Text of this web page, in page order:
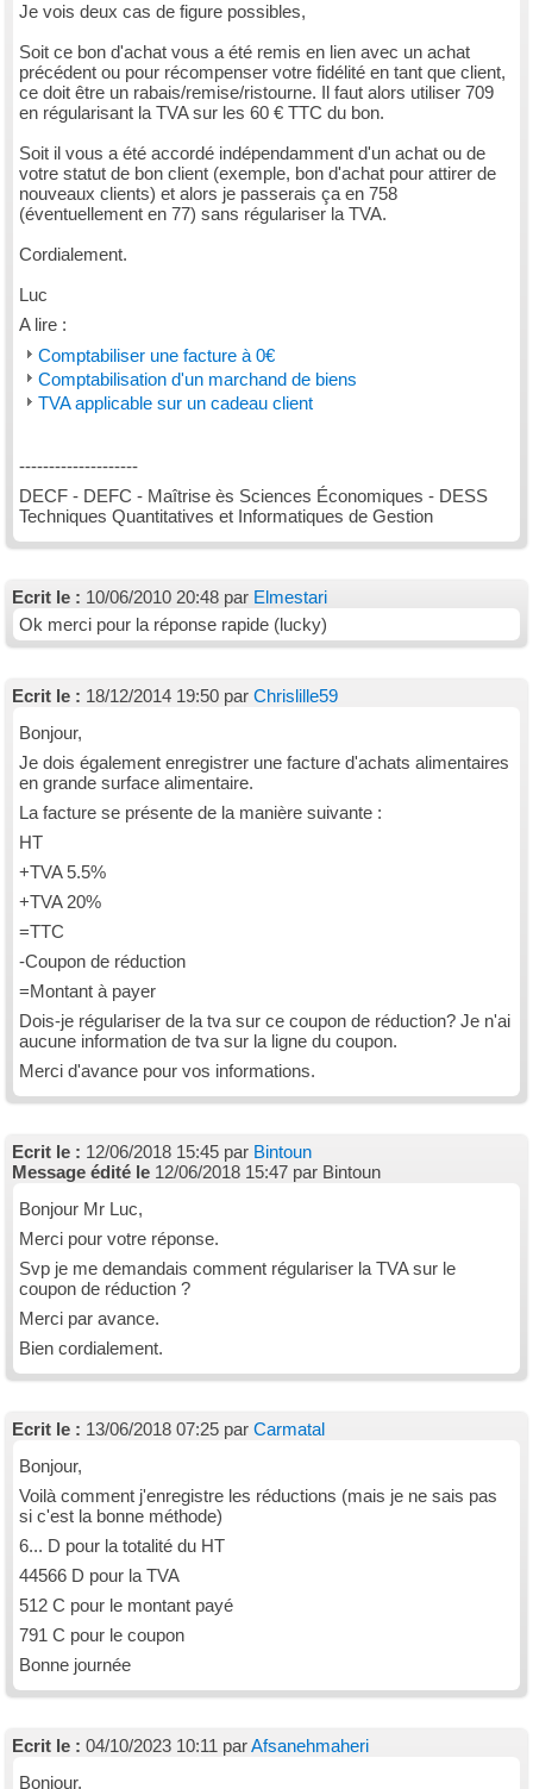
Je vois deux cas de figure possibles,
Soit ce bon d'achat vous a été remis en lien avec un achat
précédent ou pour récompenser votre fidélité en tant que client,
ce doit être un rabais/remise/ristourne. Il faut alors utiliser 709
en régularisant la TVA sur les 60 € TTC du bon.
Soit il vous a été accordé indépendamment d'un achat ou de
votre statut de bon client (exemple, bon d'achat pour attirer de
nouveaux clients) et alors je passerais ça en 758
(éventuellement en 77) sans régulariser la TVA.
Cordialement.
Luc
A lire :
Comptabiliser une facture à 0€
Comptabilisation d'un marchand de biens
TVA applicable sur un cadeau client
--------------------
DECF - DEFC - Maîtrise ès Sciences Économiques - DESS
Techniques Quantitatives et Informatiques de Gestion
Ecrit le : 10/06/2010 20:48 par Elmestari
Ok merci pour la réponse rapide (lucky)
Ecrit le : 18/12/2014 19:50 par Chrislille59
Bonjour,
Je dois également enregistrer une facture d'achats alimentaires
en grande surface alimentaire.
La facture se présente de la manière suivante :
HT
+TVA 5.5%
+TVA 20%
=TTC
-Coupon de réduction
=Montant à payer
Dois-je régulariser de la tva sur ce coupon de réduction? Je n'ai
aucune information de tva sur la ligne du coupon.
Merci d'avance pour vos informations.
Ecrit le : 12/06/2018 15:45 par Bintoun
Message édité le 12/06/2018 15:47 par Bintoun
Bonjour Mr Luc,
Merci pour votre réponse.
Svp je me demandais comment régulariser la TVA sur le
coupon de réduction ?
Merci par avance.
Bien cordialement.
Ecrit le : 13/06/2018 07:25 par Carmatal
Bonjour,
Voilà comment j'enregistre les réductions (mais je ne sais pas
si c'est la bonne méthode)
6... D pour la totalité du HT
44566 D pour la TVA
512 C pour le montant payé
791 C pour le coupon
Bonne journée
Ecrit le : 04/10/2023 10:11 parAfsanehmaheri
Bonjour,